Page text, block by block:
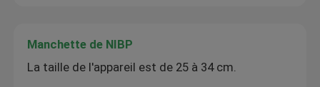
Manchette de NIBP
La taille de l'appareil est de 25 à 34 cm.